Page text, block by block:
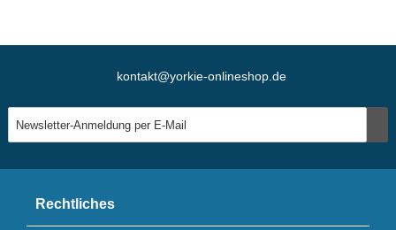
kontakt@yorkie-onlineshop.de
Rechtliches